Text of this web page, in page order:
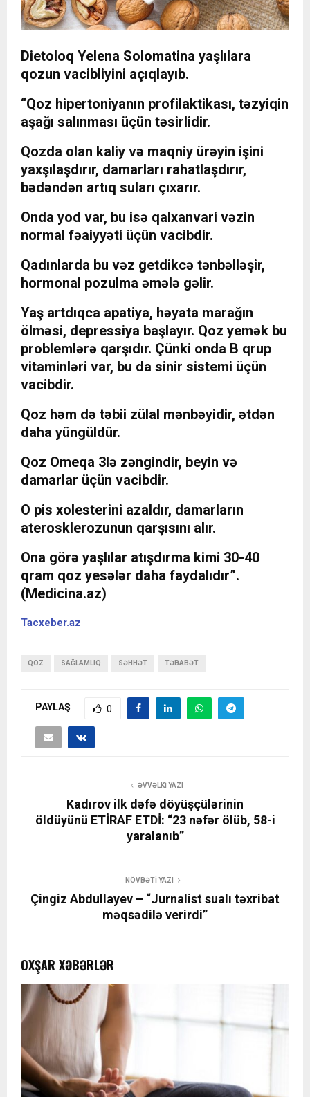
Dietoloq Yelena Solomatina yaşlılara
qozun vacibliyini açıqlayıb.
“Qoz hipertoniyanın profilaktikası, təzyiqin
aşağı salınması üçün təsirlidir.
Qozda olan kaliy və maqniy ürəyin işini
yaxşılaşdırır, damarları rahatlaşdırır,
bədəndən artıq suları çıxarır.
Onda yod var, bu isə qalxanvari vəzin
normal fəaiyyəti üçün vacibdir.
Qadınlarda bu vəz getdikcə tənbəlləşir,
hormonal pozulma əmələ gəlir.
Yaş artdıqca apatiya, həyata marağın
ölməsi, depressiya başlayır. Qoz yemək bu
problemlərə qarşıdır. Çünki onda B qrup
vitaminləri var, bu da sinir sistemi üçün
vacibdir.
Qoz həm də təbii zülal mənbəyidir, ətdən
daha yüngüldür.
Qoz Omeqa 3lə zəngindir, beyin və
damarlar üçün vacibdir.
O pis xolesterini azaldır, damarların
aterosklerozunun qarşısını alır.
Ona görə yaşlılar atışdırma kimi 30-40
qram qoz yesələr daha faydalıdır”.
(Medicina.az)
Tacxeber.az
QOZ SAĞLAMLIQ SƏHHƏT TƏBABƏT
PAYLAŞ 0
ƏVVƏLKI YAZI
Kadırov ilk dəfə döyüşçülərinin
öldüyünü ETİRAF ETDİ: “23 nəfər ölüb, 58-i
yaralanıb”
NÖVBƏTI YAZI
Çingiz Abdullayev – “Jurnalist sualı təxribat
məqsədilə verirdi”
OXŞAR XƏBƏRLƏR